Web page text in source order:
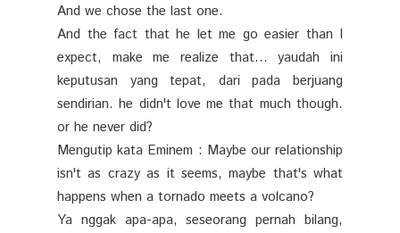
And we chose the last one.
And the fact that he let me go easier than I
expect, make me realize that... yaudah ini
keputusan yang tepat, dari pada berjuang
sendirian. he didn't love me that much though.
or he never did?
Mengutip kata Eminem : Maybe our relationship
isn't as crazy as it seems, maybe that's what
happens when a tornado meets a volcano?
Ya nggak apa-apa, seseorang pernah bilang,